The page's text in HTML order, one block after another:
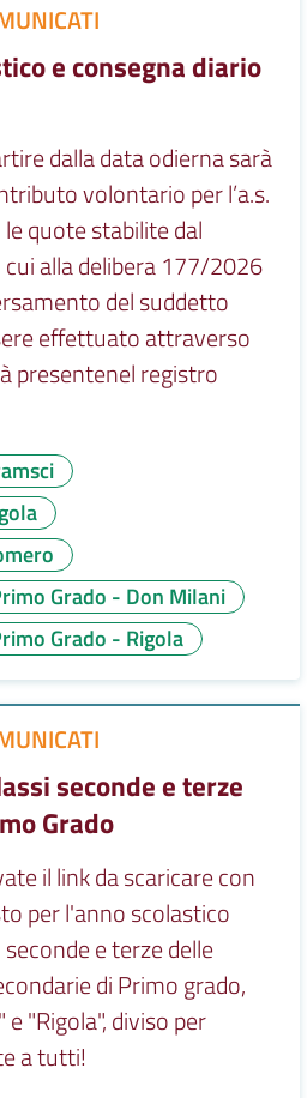
e consegna diario
dalla data odierna sarà
volontario per l’a.s.
quote stabilite dal
alla delibera 177/2026
del suddetto
effettuato attraverso
presentenel registro
Grado - Don Milani
Grado - Rigola
seconde e terze
Grado
il link da scaricare con
per l'anno scolastico
e terze delle
di Primo grado,
"Rigola", diviso per
a tutti!